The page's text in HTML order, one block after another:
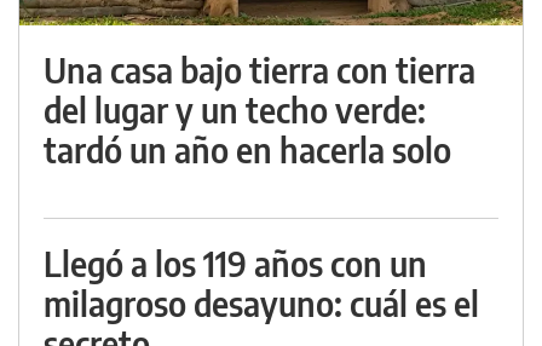
Una casa bajo tierra con tierra
del lugar y un techo verde:
tardó un año en hacerla solo
Llegó a los 119 años con un
milagroso desayuno: cuál es el